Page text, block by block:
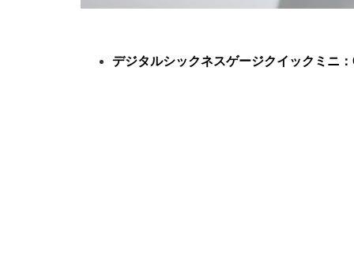
デジタルシックネスゲージクイックミニ